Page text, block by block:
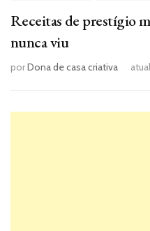
Receitas de prestígio
nunca viu
porDona de casa criativa